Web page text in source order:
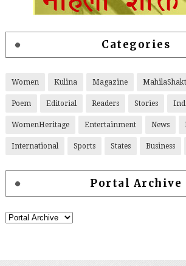
Categories
Women Kulina Magazine
Poem Editorial Readers Stories
WomenHeritage Entertainment News
International Sports States Business
Portal Archive